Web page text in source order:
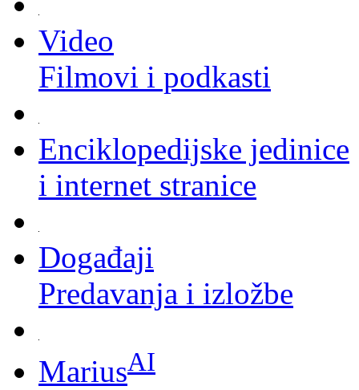
Video
Filmovi i podkasti
Enciklopedijske jedinice
i internet stranice
Događaji
Predavanja i izložbe
MariusAI